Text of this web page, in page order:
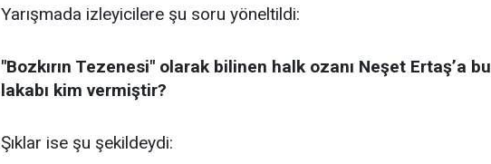
Yarışmada izleyicilere şu soru yöneltildi:
"Bozkırın Tezenesi" olarak bilinen halk ozanı Neşet Ertaş’a bu
lakabı kim vermiştir?
Şıklar ise şu şekildeydi: